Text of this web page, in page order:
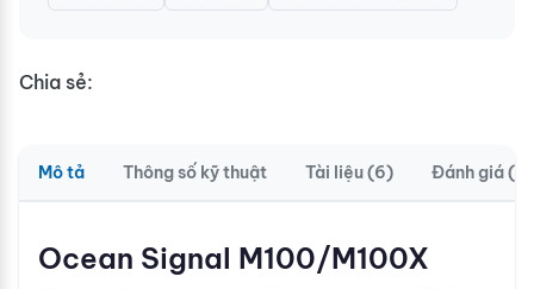
Chia sẻ:
Mô tả Thông số kỹ thuật Tài liệu (6) Đánh giá (0)
Ocean Signal M100/M100X